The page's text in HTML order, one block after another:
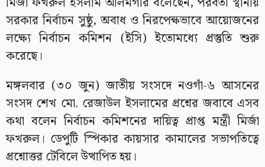
সরকার নির্বাচন সুষ্ঠু, অবাধ ও নিরপেক্ষভাবে আয়োজনের
লক্ষ্যে নির্বাচন কমিশন (ইসি) ইতোমধ্যে প্রস্তুতি শুরু
করেছে।
মঙ্গলবার (৩০ জুন) জাতীয় সংসদে নওগাঁ-৬ আসনের
সংসদ শেখ মো. রেজাউল ইসলামের প্রশ্নের জবাবে এসব
কথা বলেন নির্বাচন কমিশনের দায়িত্ব প্রাপ্ত মন্ত্রী মির্জা
ফখরুল। ডেপুটি স্পিকার কায়সার কামালের সভাপতিত্বে
প্রশ্নোত্তর টেবিলে উত্থাপিত হয়।